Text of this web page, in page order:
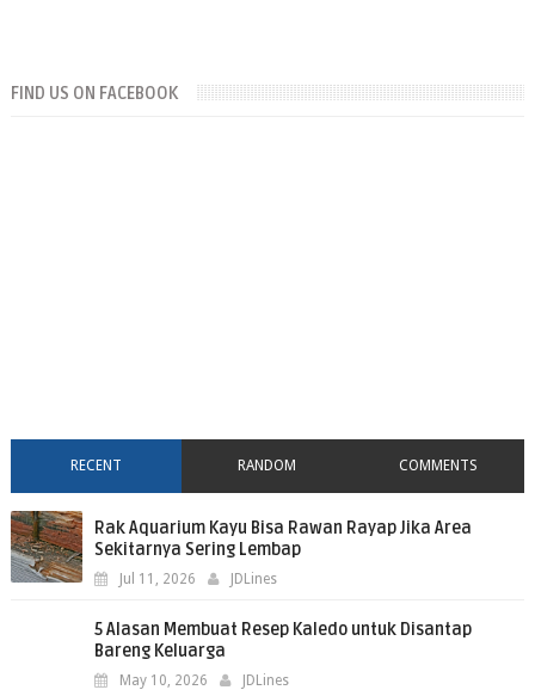
FIND US ON FACEBOOK
RECENT RANDOM COMMENTS
Rak Aquarium Kayu Bisa Rawan Rayap Jika Area
Sekitarnya Sering Lembap
Jul 11, 2026 JDLines
5 Alasan Membuat Resep Kaledo untuk Disantap
Bareng Keluarga
May 10, 2026 JDLines